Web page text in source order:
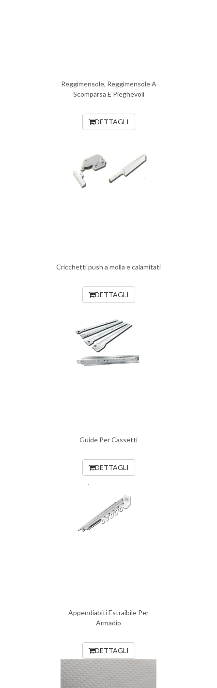
Reggimensole, Reggimensole A
Scomparsa E Pieghevoli
DETTAGLI
Cricchetti push a molla e calamitati
DETTAGLI
Guide Per Cassetti
DETTAGLI
Appendiabiti Estraibile Per
Armadio
DETTAGLI